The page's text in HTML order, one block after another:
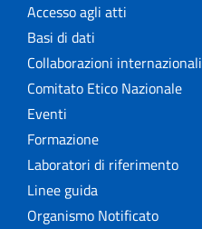
Accesso agli atti
Basi di dati
Collaborazioni internazionali
Comitato Etico Nazionale
Eventi
Formazione
Laboratori di riferimento
Linee guida
Organismo Notificato